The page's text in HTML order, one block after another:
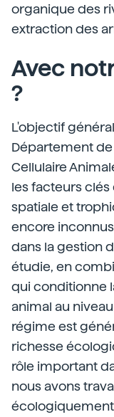
organique des
extraction des
Avec
?
L'objectif
Département
Cellulaire
les facteurs
spatiale et
encore
dans la gestion
étudie, en
qui conditionne
animal au
régime est
richesse
rôle important
nous avons